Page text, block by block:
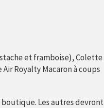
et framboise), Colette
Royalty Macaron à coups
Les autres devront